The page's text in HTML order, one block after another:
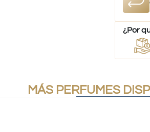
¿Por
Stock
MÁS PERFUMES